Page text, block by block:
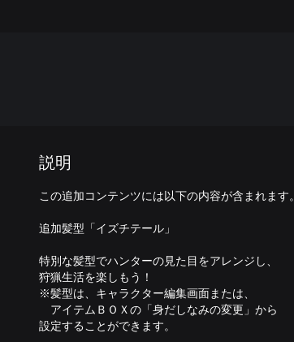
説明
この追加コンテンツには以下の内容が含まれます。
追加髪型「イズチテール」
特別な髪型でハンターの見た目をアレンジし、
狩猟生活を楽しもう！
※髪型は、キャラクター編集画面または、
アイテムＢＯＸの「身だしなみの変更」から
設定することができます。